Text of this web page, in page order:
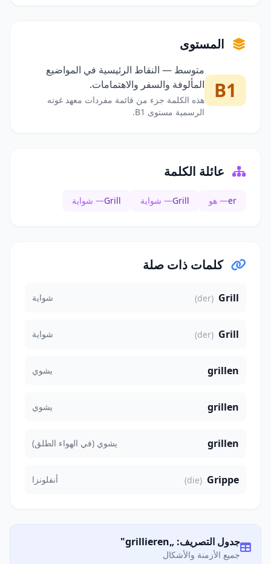
المستوى
B1
متوسط — النقاط الرئيسية في المواضيع
المألوفة والسفر والاهتمامات.
هذه الكلمة جزء من قائمة مفردات معهد غوته
الرسمية مستوى B1.
عائلة الكلمة
er— هو Grill— شواية Grill— شواية
كلمات ذات صلة
Grill
(der) شواية
Grill
(der) شواية
grillen يشوي
grillen يشوي
grillen يشوي (في الهواء الطلق)
Grippe
(die) أنفلونزا
جدول التصريف: „grillieren"
جميع الأزمنة والأشكال